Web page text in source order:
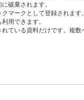
破棄されます。
マークとして登録されま
用できます。
ている資料だけです。複